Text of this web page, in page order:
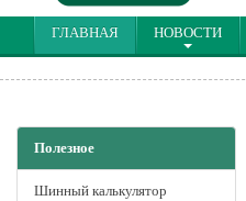
ГЛАВНАЯ(CURRENT)
НОВОСТИ
Полезное
Шинный калькулятор